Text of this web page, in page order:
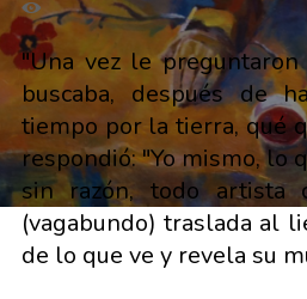
"Una vez le
buscaba, después de
tiempo por la tierra, qué
respondió: "Yo mismo, lo
sin razón, todo artista
(vagabundo) traslada al
de lo que ve y revela su